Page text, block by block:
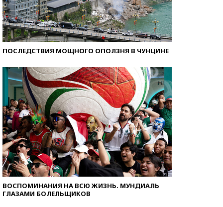
ПОСЛЕДСТВИЯ МОЩНОГО ОПОЛЗНЯ В ЧУНЦИНЕ
ВОСПОМИНАНИЯ НА ВСЮ ЖИЗНЬ. МУНДИАЛЬ
ГЛАЗАМИ БОЛЕЛЬЩИКОВ